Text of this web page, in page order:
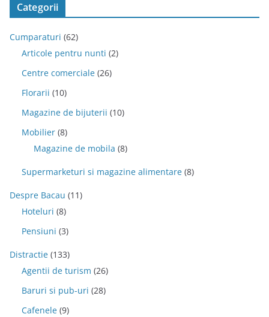
Categorii
Cumparaturi (62)
Articole pentru nunti (2)
Centre comerciale (26)
Florarii (10)
Magazine de bijuterii (10)
Mobilier (8)
Magazine de mobila (8)
Supermarketuri si magazine alimentare (8)
Despre Bacau (11)
Hoteluri (8)
Pensiuni (3)
Distractie (133)
Agentii de turism (26)
Baruri si pub-uri (28)
Cafenele (9)